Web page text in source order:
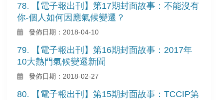
78. 【電子報出刊】第17期封面故事：不能沒有
你-個人如何因應氣候變遷？
發佈日期：2018-04-10
79. 【電子報出刊】第16期封面故事：2017年
10大熱門氣候變遷新聞
發佈日期：2018-02-27
80. 【電子報出刊】第15期封面故事：TCCIP第